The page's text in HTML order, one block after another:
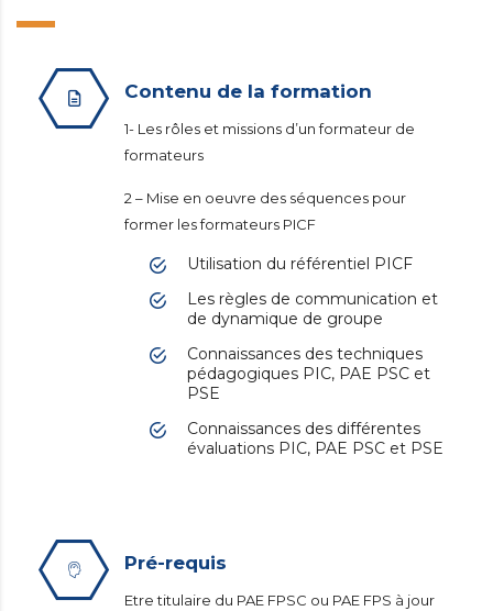
Contenu de la formation
1- Les rôles et missions d’un formateur de
formateurs
2 – Mise en oeuvre des séquences pour
former les formateurs PICF
Utilisation du référentiel PICF
Les règles de communication et
de dynamique de groupe
Connaissances des techniques
pédagogiques PIC, PAE PSC et
PSE
Connaissances des différentes
évaluations PIC, PAE PSC et PSE
Pré-requis
Etre titulaire du PAE FPSC ou PAE FPS à jour